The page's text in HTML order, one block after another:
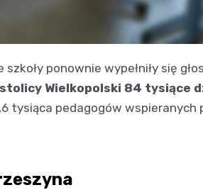
ponownie wypełniły się
Wielkopolski 84 tysiące
tysiąca pedagogów wspieranych